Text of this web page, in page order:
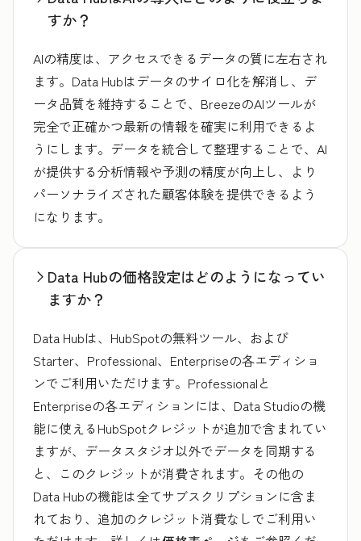
すか？
AIの精度は、アクセスできるデータの質に左右され
ます。Data Hubはデータのサイロ化を解消し、デ
ータ品質を維持することで、BreezeのAIツールが
完全で正確かつ最新の情報を確実に利用できるよ
うにします。データを統合して整理することで、AI
が提供する分析情報や予測の精度が向上し、より
パーソナライズされた顧客体験を提供できるよう
になります。
Data Hubの価格設定はどのようになってい
ますか？
Data Hubは、HubSpotの無料ツール、および
Starter、Professional、Enterpriseの各エディショ
ンでご利用いただけます。Professionalと
Enterpriseの各エディションには、Data Studioの機
能に使えるHubSpotクレジットが追加で含まれてい
ますが、データスタジオ以外でデータを同期する
と、このクレジットが消費されます。その他の
Data Hubの機能は全てサブスクリプションに含ま
れており、追加のクレジット消費なしでご利用い